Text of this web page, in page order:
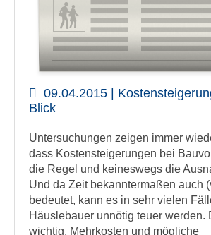
09.04.2015 |
Blick
Untersuchungen zeigen immer
dass Kostensteigerungen bei
die Regel und keineswegs die
Und da Zeit bekanntermaßen auch
bedeutet, kann es in sehr vielen
Häuslebauer unnötig teuer werden.
wichtig, Mehrkosten und mögliche